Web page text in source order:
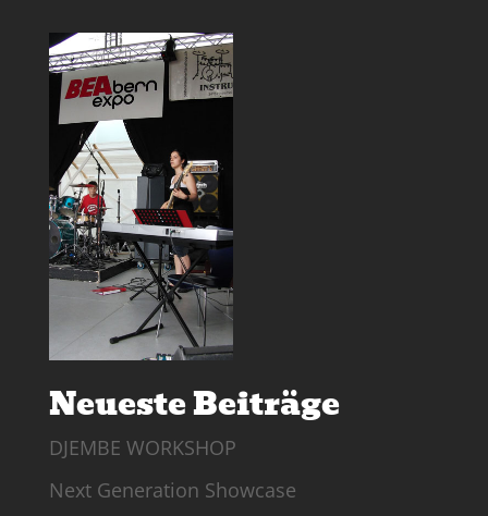
Neueste Beiträge
DJEMBE WORKSHOP
Next Generation Showcase